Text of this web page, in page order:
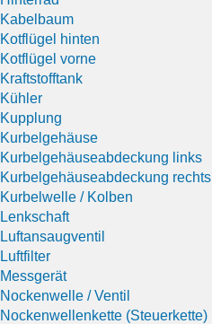
Kabelbaum
Kotflügel hinten
Kotflügel vorne
Kraftstofftank
Kühler
Kupplung
Kurbelgehäuse
Kurbelgehäuseabdeckung links
Kurbelgehäuseabdeckung rechts
Kurbelwelle / Kolben
Lenkschaft
Luftansaugventil
Luftfilter
Messgerät
Nockenwelle / Ventil
Nockenwellenkette (Steuerkette)